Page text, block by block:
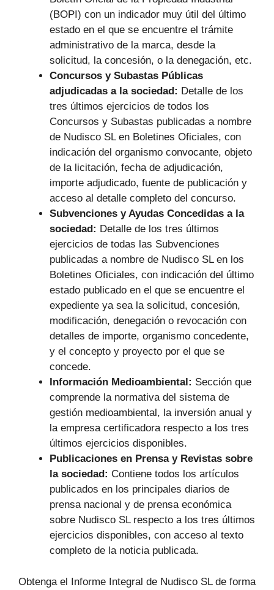
(BOPI) con un indicador muy útil del último
estado en el que se encuentre el trámite
administrativo de la marca, desde la
solicitud, la concesión, o la denegación, etc.
Concursos y Subastas Públicas
adjudicadas a la sociedad: Detalle de los
tres últimos ejercicios de todos los
Concursos y Subastas publicadas a nombre
de Nudisco SL en Boletines Oficiales, con
indicación del organismo convocante, objeto
de la licitación, fecha de adjudicación,
importe adjudicado, fuente de publicación y
acceso al detalle completo del concurso.
Subvenciones y Ayudas Concedidas a la
sociedad: Detalle de los tres últimos
ejercicios de todas las Subvenciones
publicadas a nombre de Nudisco SL en los
Boletines Oficiales, con indicación del último
estado publicado en el que se encuentre el
expediente ya sea la solicitud, concesión,
modificación, denegación o revocación con
detalles de importe, organismo concedente,
y el concepto y proyecto por el que se
concede.
Información Medioambiental: Sección que
comprende la normativa del sistema de
gestión medioambiental, la inversión anual y
la empresa certificadora respecto a los tres
últimos ejercicios disponibles.
Publicaciones en Prensa y Revistas sobre
la sociedad: Contiene todos los artículos
publicados en los principales diarios de
prensa nacional y de prensa económica
sobre Nudisco SL respecto a los tres últimos
ejercicios disponibles, con acceso al texto
completo de la noticia publicada.
Obtenga el Informe Integral de Nudisco SL de forma